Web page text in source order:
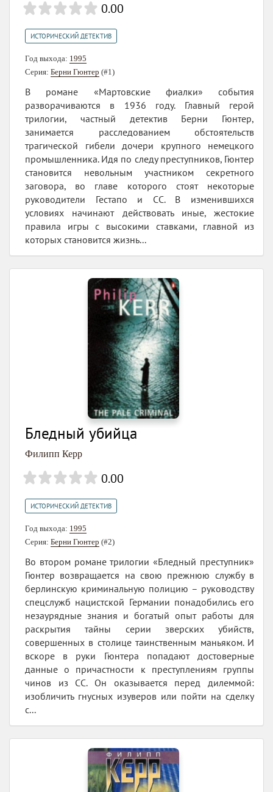
0.00
ИСТОРИЧЕСКИЙ ДЕТЕКТИВ
Год выхода: 1995
Серия: Берни Гюнтер (#1)
В романе «Мартовские фиалки» события
разворачиваются в 1936 году. Главный герой
трилогии, частный детектив Берни Гюнтер,
занимается расследованием обстоятельств
трагической гибели дочери крупного немецкого
промышленника. Идя по следу преступников, Гюнтер
становится невольным участником секретного
заговора, во главе которого стоят некоторые
руководители Гестапо и СС. В изменившихся
условиях начинают действовать иные, жестокие
правила игры с высокими ставками, главной из
которых становится жизнь...
Бледный убийца
Филипп Керр
0.00
ИСТОРИЧЕСКИЙ ДЕТЕКТИВ
Год выхода: 1995
Серия: Берни Гюнтер (#2)
Во втором романе трилогии «Бледный преступник»
Гюнтер возвращается на свою прежнюю службу в
берлинскую криминальную полицию – руководству
спецслужб нацистской Германии понадобились его
незаурядные знания и богатый опыт работы для
раскрытия тайны серии зверских убийств,
совершенных в столице таинственным маньяком. И
вскоре в руки Гюнтера попадают достоверные
данные о причастности к преступлениям группы
чинов из СС. Он оказывается перед дилеммой:
изобличить гнусных изуверов или пойти на сделку
с...